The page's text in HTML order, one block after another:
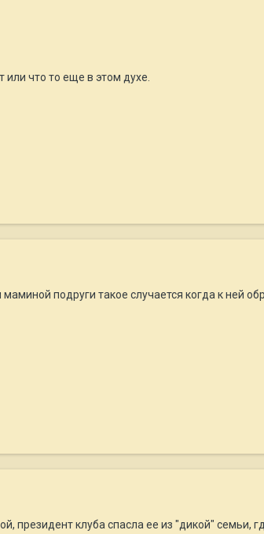
что то еще в этом духе.
подруги такое случается когда к ней
президент клуба спасла ее из "дикой" семьи,